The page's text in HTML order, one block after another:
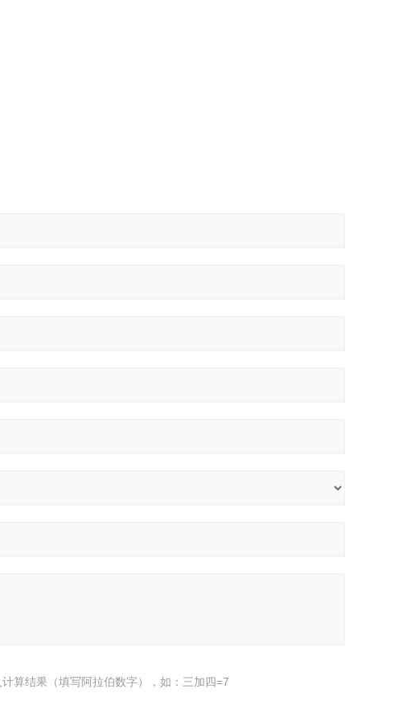
算结果（填写阿拉伯数字），如：三加四=7